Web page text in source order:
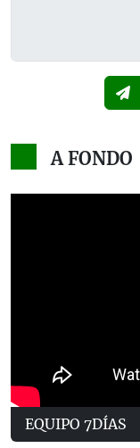
A FONDO
EQUIPO 7DÍAS